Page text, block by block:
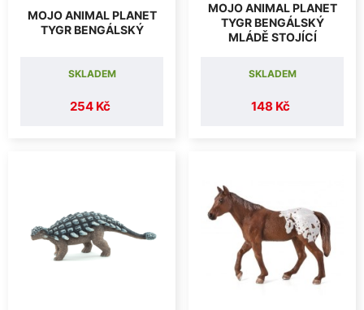
MOJO ANIMAL PLANET
TYGR BENGÁLSKÝ
254 Kč
SKLADEM
MOJO ANIMAL PLANET
TYGR BENGÁLSKÝ
MLÁDĚ STOJÍCÍ
148 Kč
SKLADEM